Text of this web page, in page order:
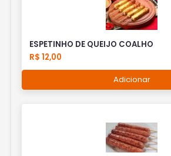
ESPETINHO DE QUEIJO COALHO
R$ 12,00
Adicionar